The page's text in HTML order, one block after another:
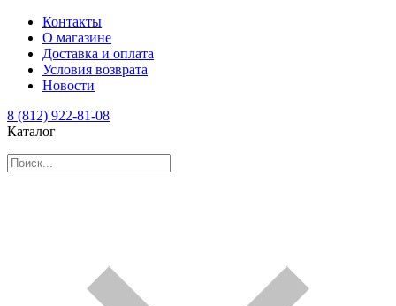
Контакты
О магазине
Доставка и оплата
Условия возврата
Новости
8 (812) 922-81-08
Каталог